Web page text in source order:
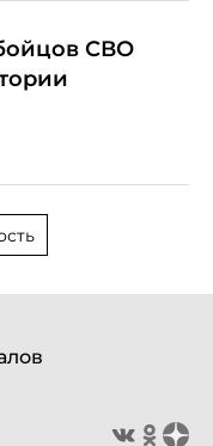
СВО